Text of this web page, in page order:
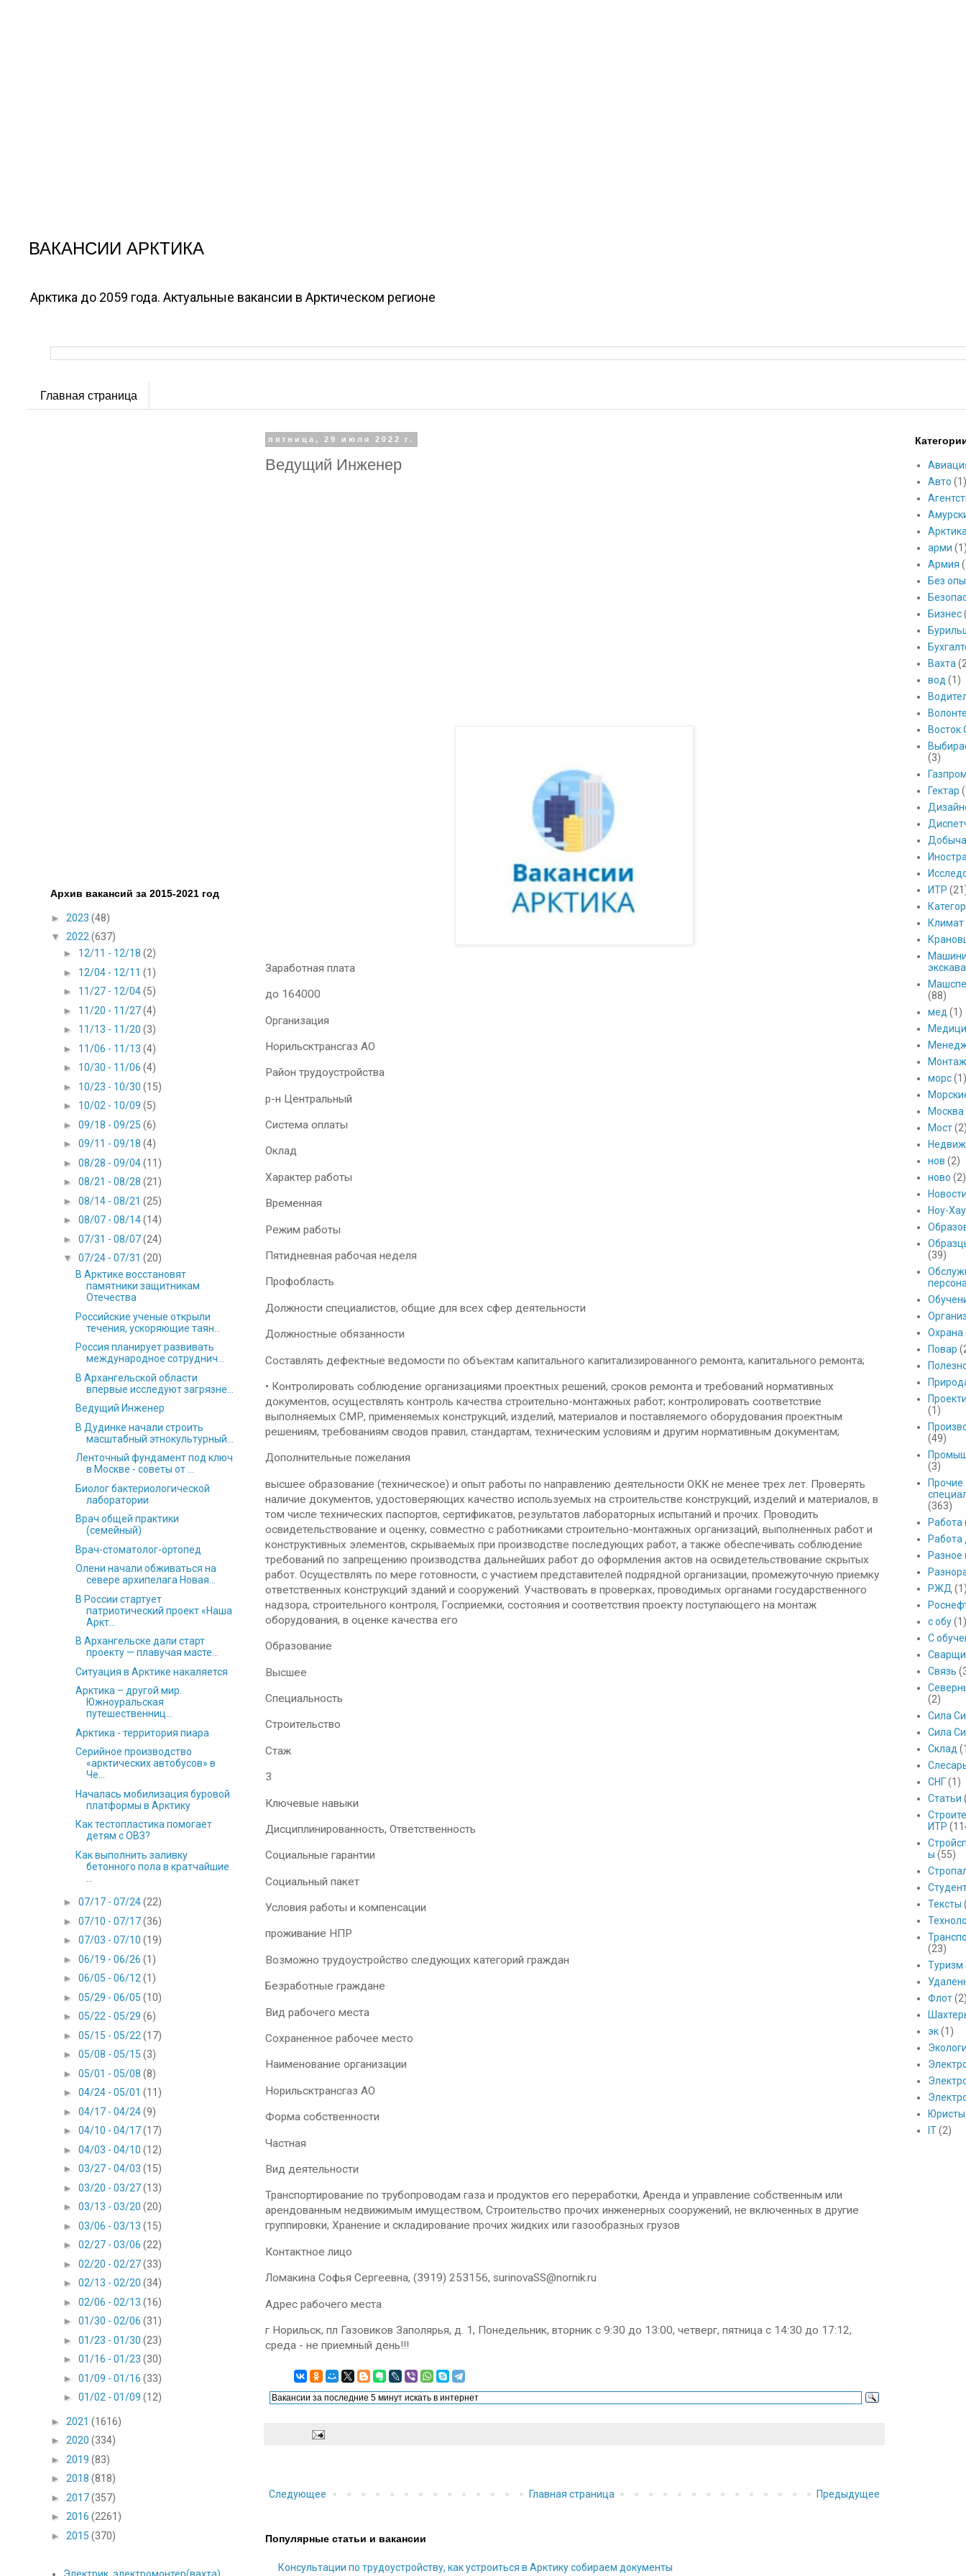
ВАКАНСИИ АРКТИКА
Арктика до 2059 года. Актуальные вакансии в Арктическом регионе
Главная страница
пятница, 29 июля 2022 г.
Ведущий Инженер
Заработная плата
до 164000
Организация
Норильсктрансгаз АО
Район трудоустройства
р-н Центральный
Система оплаты
Оклад
Характер работы
Временная
Режим работы
Пятидневная рабочая неделя
Профобласть
Должности специалистов, общие для всех сфер деятельности
Должностные обязанности
Составлять дефектные ведомости по объектам капитального капитализированного ремонта, капитального ремонта;
• Контролировать соблюдение организациями проектных решений, сроков ремонта и требований нормативных
документов, осуществлять контроль качества строительно-монтажных работ; контролировать соответствие
выполняемых СМР, применяемых конструкций, изделий, материалов и поставляемого оборудования проектным
решениям, требованиям сводов правил, стандартам, техническим условиям и другим нормативным документам;
Дополнительные пожелания
высшее образование (техническое) и опыт работы по направлению деятельности ОКК не менее трех лет. Проверять
наличие документов, удостоверяющих качество используемых на строительстве конструкций, изделий и материалов, в
том числе технических паспортов, сертификатов, результатов лабораторных испытаний и прочих. Проводить
освидетельствование и оценку, совместно с работниками строительно-монтажных организаций, выполненных работ и
конструктивных элементов, скрываемых при производстве последующих работ, а также обеспечивать соблюдение
требований по запрещению производства дальнейших работ до оформления актов на освидетельствование скрытых
работ. Осуществлять по мере готовности, с участием представителей подрядной организации, промежуточную приемку
ответственных конструкций зданий и сооружений. Участвовать в проверках, проводимых органами государственного
надзора, строительного контроля, Госприемки, состояния и соответствия проекту поступающего на монтаж
оборудования, в оценке качества его
Образование
Высшее
Специальность
Строительство
Стаж
3
Ключевые навыки
Дисциплинированность, Ответственность
Социальные гарантии
Социальный пакет
Условия работы и компенсации
проживание НПР
Возможно трудоустройство следующих категорий граждан
Безработные граждане
Вид рабочего места
Сохраненное рабочее место
Наименование организации
Норильсктрансгаз АО
Форма собственности
Частная
Вид деятельности
Транспортирование по трубопроводам газа и продуктов его переработки, Аренда и управление собственным или
арендованным недвижимым имуществом, Строительство прочих инженерных сооружений, не включенных в другие
группировки, Хранение и складирование прочих жидких или газообразных грузов
Контактное лицо
Ломакина Софья Сергеевна, (3919) 253156, surinovaSS@nornik.ru
Адрес рабочего места
г Норильск, пл Газовиков Заполярья, д. 1, Понедельник, вторник с 9:30 до 13:00, четверг, пятница с 14:30 до 17:12,
среда - не приемный день!!!
Следующее Предыдущее
Главная страница
Популярные статьи и вакансии
Консультации по трудоустройству, как устроиться в Арктику собираем документы
Архив вакансий за 2015-2021 год
► 2023 (48)
▼ 2022 (637)
► 12/11 - 12/18 (2)
► 12/04 - 12/11 (1)
► 11/27 - 12/04(5)
► 11/20 - 11/27(4)
► 11/13 - 11/20 (3)
► 11/06 - 11/13 (4)
► 10/30 - 11/06 (4)
► 10/23 - 10/30 (15)
► 10/02 - 10/09 (5)
► 09/18 - 09/25 (6)
► 09/11 - 09/18 (4)
► 08/28 - 09/04(11)
► 08/21 - 08/28 (21)
► 08/14 - 08/21 (25)
► 08/07 - 08/14(14)
► 07/31 - 08/07(24)
▼ 07/24 - 07/31 (20)
В Арктике восстановят
памятники защитникам
Отечества
Российские ученые открыли
течения, ускоряющие таян...
Россия планирует развивать
международное сотруднич...
В Архангельской области
впервые исследуют загрязне...
Ведущий Инженер
В Дудинке начали строить
масштабный этнокультурный...
Ленточный фундамент под ключ
в Москве - советы от ...
Биолог бактериологической
лаборатории
Врач общей практики
(семейный)
Врач-стоматолог-ортопед
Олени начали обживаться на
севере архипелага Новая...
В России стартует
патриотический проект «Наша
Аркт...
В Архангельске дали старт
проекту — плавучая масте...
Ситуация в Арктике накаляется
Арктика – другой мир.
Южноуральская
путешественниц...
Арктика - территория пиара
Серийное производство
«арктических автобусов» в
Че...
Началась мобилизация буровой
платформы в Арктику
Как тестопластика помогает
детям с ОВЗ?
Как выполнить заливку
бетонного пола в кратчайшие
► 07/17 - 07/24(22)
► 07/10 - 07/17(36)
► 07/03 - 07/10 (19)
► 06/19 - 06/26 (1)
► 06/05 - 06/12 (1)
► 05/29 - 06/05 (10)
► 05/22 - 05/29 (6)
► 05/15 - 05/22 (17)
► 05/08 - 05/15 (3)
► 05/01 - 05/08 (8)
► 04/24 - 05/01 (11)
► 04/17 - 04/24(9)
► 04/10 - 04/17(17)
► 04/03 - 04/10 (12)
► 03/27 - 04/03 (15)
► 03/20 - 03/27(13)
► 03/13 - 03/20 (20)
► 03/06 - 03/13 (15)
► 02/27 - 03/06 (22)
► 02/20 - 02/27(33)
► 02/13 - 02/20 (34)
► 02/06 - 02/13 (16)
► 01/30 - 02/06 (31)
► 01/23 - 01/30 (23)
► 01/16 - 01/23 (30)
► 01/09 - 01/16 (33)
► 01/02 - 01/09 (12)
► 2021 (1616)
► 2020 (334)
► 2019 (83)
► 2018 (818)
► 2017(357)
► 2016 (2261)
► 2015 (370)
Электрик, электромонтер(вахта)
Авто (1)
арми
Армия
Без
Бизнес
Вахта
вод (1)
Восток
(3)
Гектар
Добыча
ИТР
Климат
(88)
мед (1)
морс (1)
Москва
Мост
нов (2)
ново (2)
Ноу-Хау
(39)
Охрана
Повар
(1)
(49)
(3)
Прочие
(363)
Работа
Работа
Разное
РЖД
с обу (1)
С
Связь
(2)
Сила
Сила
Склад
СНГ (1)
Статьи
ИТР
ы (55)
Тексты
(23)
Туризм
Флот
эк (1)
Юристы
IT (2)